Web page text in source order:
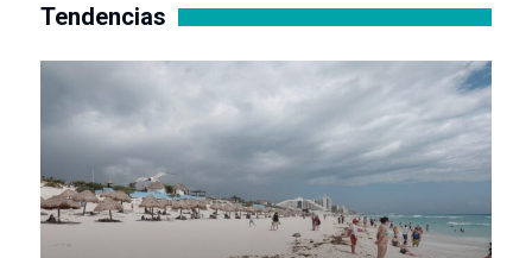
Tendencias